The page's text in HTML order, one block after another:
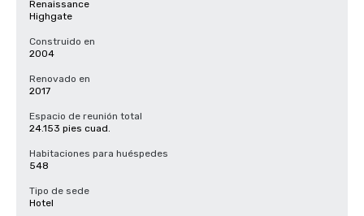
Renaissance
Highgate
Construido en
2004
Renovado en
2017
Espacio de reunión total
24.153 pies cuad.
Habitaciones para huéspedes
548
Tipo de sede
Hotel